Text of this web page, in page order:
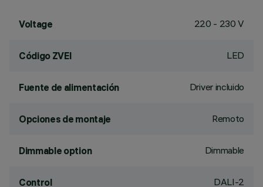
Voltage 220 - 230 V
Código ZVEI LED
Fuente de alimentación Driver incluido
Opciones de montaje Remoto
Dimmable option Dimmable
Control DALI-2